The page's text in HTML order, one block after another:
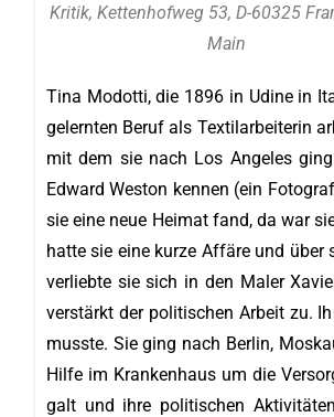
Kritik, Kettenhofweg 53, D-60325
Main
Tina Modotti, die 1896 in Udine in
gelernten Beruf als Textilarbeiterin
mit dem sie nach Los Angeles
Edward Weston kennen (ein
sie eine neue Heimat fand, da war
hatte sie eine kurze Affäre und über
verliebte sie sich in den Maler
verstärkt der politischen Arbeit zu.
musste. Sie ging nach Berlin,
Hilfe im Krankenhaus um die
galt und ihre politischen